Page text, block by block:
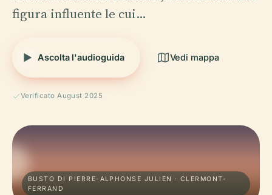
figura influente le cui…
Ascolta l'audioguida Vedi mappa
Verificato August 2025
BUSTO DI PIERRE-ALPHONSE JULIEN · CLERMONT-
FERRAND